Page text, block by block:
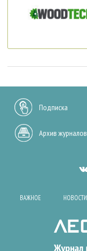
Подписка
Архив журналов
ВАЖНОЕ НОВОСТИ